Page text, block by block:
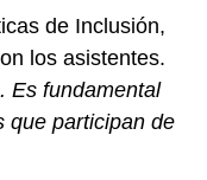
de Inclusión,
los asistentes.
Es fundamental
que participan de